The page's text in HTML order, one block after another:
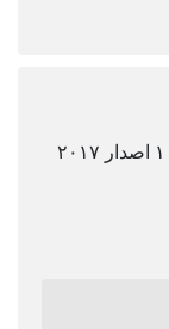
عايز مبلغ سوداني كبير شمالي الفئه ٥٠ او١٠٠ اصدار ٢٠١٧